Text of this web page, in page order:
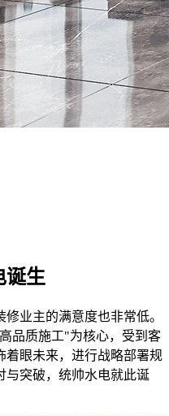
诞生
业主的满意度也非常低。
品质施工"为核心，受到客
着眼未来，进行战略部署规
与突破，统帅水电就此诞